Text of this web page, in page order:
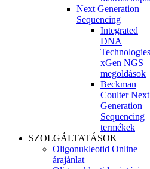
Next Generation
Sequencing
Integrated
DNA
Technologies
xGen NGS
megoldások
Beckman
Coulter Next
Generation
Sequencing
termékek
SZOLGÁLTATÁSOK
Oligonukleotid Online
árajánlat